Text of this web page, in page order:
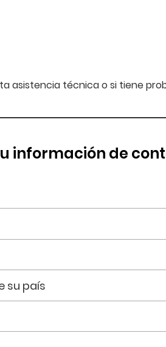
asistencia técnica o si tiene
información de